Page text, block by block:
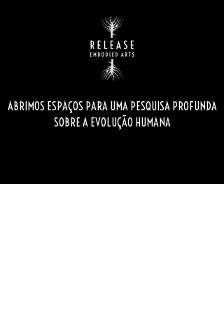
ABRIMOS ESPAÇOS PARA UMA PESQUISA PROFUNDA
SOBRE A EVOLUÇÃO HUMANA